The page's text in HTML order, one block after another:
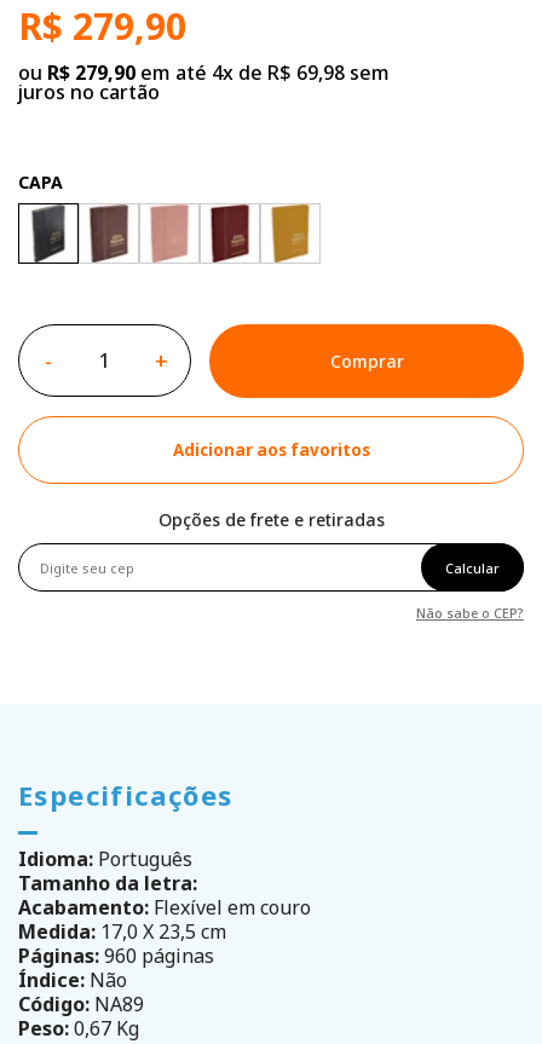
R$ 279,90
ou R$ 279,90 em até 4x de R$ 69,98 sem
juros no cartão
CAPA
- + Comprar
Adicionar aos favoritos
Opções de frete e retiradas
Calcular
Não sabe o CEP?
Especificações
Idioma: Português
Tamanho da letra:
Acabamento: Flexível em couro
Medida: 17,0 X 23,5 cm
Páginas:960 páginas
Índice: Não
Código: NA89
Peso:0,67 Kg